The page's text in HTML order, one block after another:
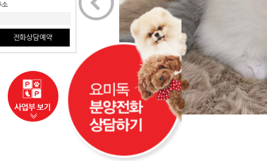
소
전화상담예약
사업부보기